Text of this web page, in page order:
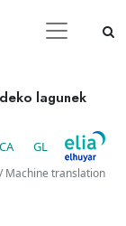
lagunek
CA GL
Machine translation